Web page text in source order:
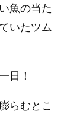
魚の当た
いたツム
日！
らむとこ